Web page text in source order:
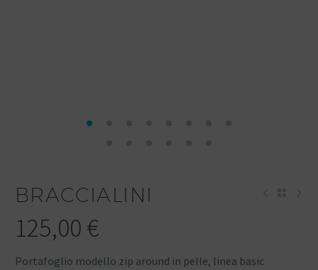
BRACCIALINI
125,00 €
Portafoglio modello zip around in pelle, linea basic